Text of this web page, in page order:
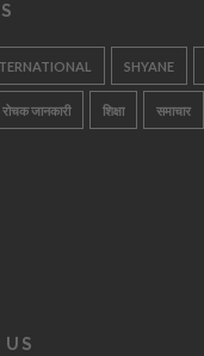
SHYANE
रोचक जानकारी शिक्षा समाचार